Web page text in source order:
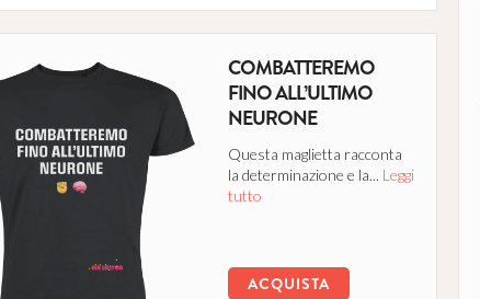
#INDIFESA
COMBATTEREMO
FINO ALL’ULTIMO
NEURONE
Questa maglietta racconta
la determinazione e la... Leggi
tutto
ACQUISTA